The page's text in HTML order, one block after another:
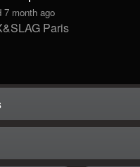
7 month ago
Paris